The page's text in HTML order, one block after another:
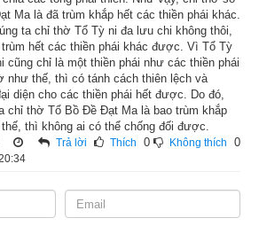
một con dê và dặn dò mấy người học
bờ sông tắm rửa, đeo hoa lên cổ cho nó,
ăn cho nó ăn, sửa soạn cho nó xong rồi
lệnh đem dê ra bờ sông tắm rửa, và
rằng hôm nay đã đến ngày mình thoát
Ma là đã trùm khắp hết các thiền phái khác.
ta chỉ thờ Tổ Tỳ ni đa lưu chi không thôi,
hết các thiền phái khác được. Vì Tổ Tỳ
cũng chỉ là một thiền phái như các thiền phái
như thế, thì có tánh cách thiên lệch và
diện cho các thiền phái hết được. Do đó,
chỉ thờ Tổ Bồ Đề Đạt Ma là bao trùm khắp
thì không ai có thể chống đối được.
Trả lời Thích 0 Không thích 0